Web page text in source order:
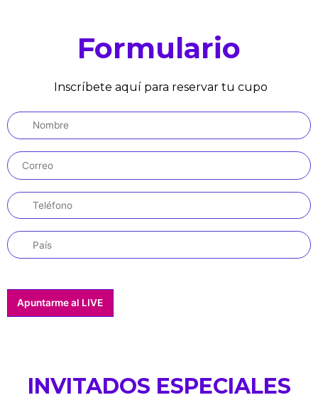
Formulario
Inscríbete aquí para reservar tu cupo
Apuntarme al LIVE
INVITADOS ESPECIALES